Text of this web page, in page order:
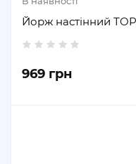
Йорж настінний
969 грн